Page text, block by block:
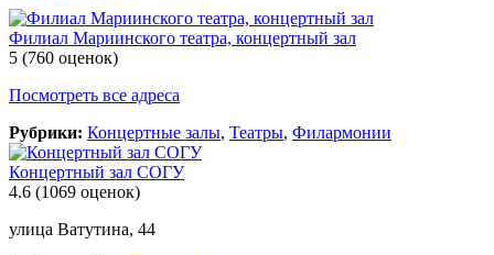
Филиал Мариинского театра, концертный зал
5 (760 оценок)
Посмотреть все адреса
Рубрики: Концертные залы, Театры, Филармонии
Концертный зал СОГУ
4.6 (1069 оценок)
улица Ватутина, 44